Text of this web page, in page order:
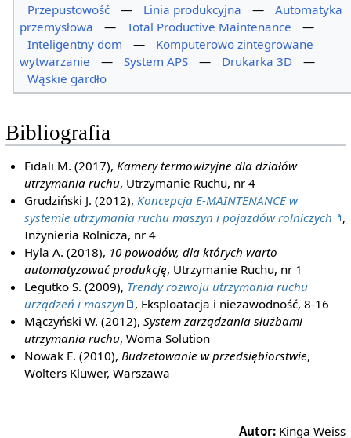
Przepustowość
— Linia produkcyjna —
Automatyka
przemysłowa
— Total Productive Maintenance
—
Inteligentny dom
—
Komputerowo zintegrowane
wytwarzanie
— System APS — Drukarka 3D
—
Wąskie gardło
Bibliografia
Fidali M. (2017), Kamery termowizyjne dla działów
utrzymania ruchu, Utrzymanie Ruchu, nr 4
Grudziński J. (2012), Koncepcja E-MAINTENANCE w
systemie utrzymania ruchu maszyn i pojazdów rolniczych
,
Inżynieria Rolnicza, nr 4
Hyla A. (2018), 10 powodów, dla których warto
automatyzować produkcję, Utrzymanie Ruchu, nr 1
Legutko S. (2009), Trendy rozwoju utrzymania ruchu
urządzeń i maszyn
, Eksploatacja i niezawodność, 8-16
Mączyński W. (2012),System zarządzania służbami
utrzymania ruchu, Woma Solution
Nowak E. (2010), Budżetowanie w przedsiębiorstwie,
Wolters Kluwer, Warszawa
Autor: Kinga Weiss